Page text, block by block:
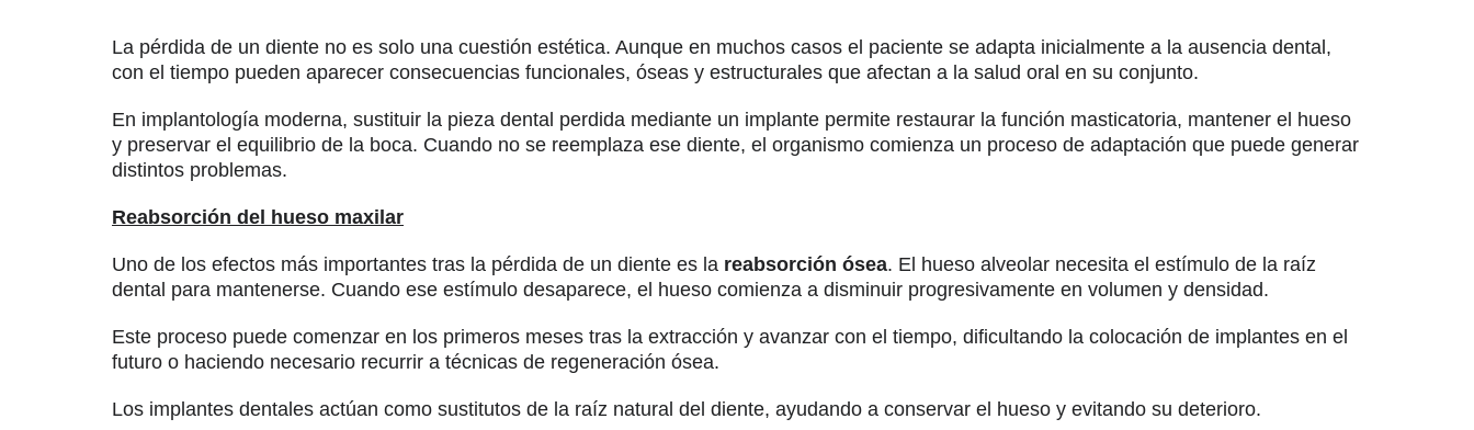
La pérdida de un diente no es solo una cuestión estética. Aunque en muchos casos el paciente se adapta inicialmente a la ausencia dental,
con el tiempo pueden aparecer consecuencias funcionales, óseas y estructurales que afectan a la salud oral en su conjunto.
En implantología moderna, sustituir la pieza dental perdida mediante un implante permite restaurar la función masticatoria, mantener el hueso
y preservar el equilibrio de la boca. Cuando no se reemplaza ese diente, el organismo comienza un proceso de adaptación que puede generar
distintos problemas.
Reabsorción del hueso maxilar
Uno de los efectos más importantes tras la pérdida de un diente es la reabsorción ósea. El hueso alveolar necesita el estímulo de la raíz
dental para mantenerse. Cuando ese estímulo desaparece, el hueso comienza a disminuir progresivamente en volumen y densidad.
Este proceso puede comenzar en los primeros meses tras la extracción y avanzar con el tiempo, dificultando la colocación de implantes en el
futuro o haciendo necesario recurrir a técnicas de regeneración ósea.
Los implantes dentales actúan como sustitutos de la raíz natural del diente, ayudando a conservar el hueso y evitando su deterioro.